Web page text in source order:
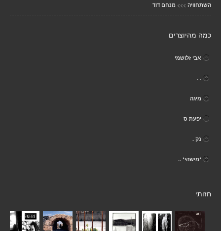
השתחוויה >>> מנחם דוד
כמה מהיוצרים
אבי זלושמי
. .
מיגה
יפעת ס
נק .
*מישהי* ..
חזותי